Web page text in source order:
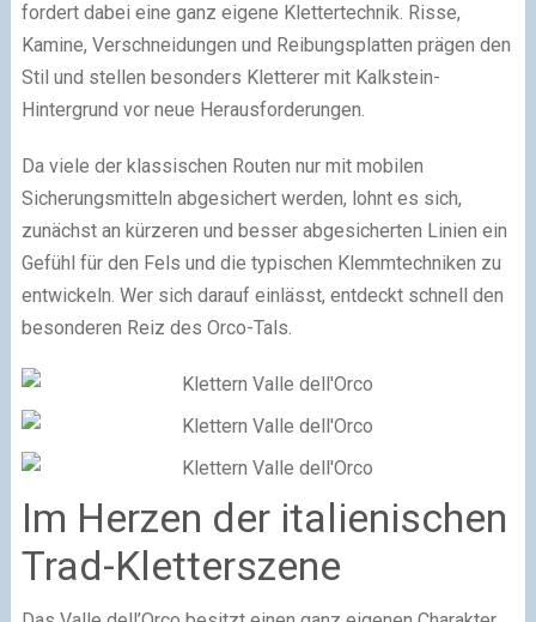
fordert dabei eine ganz eigene Klettertechnik. Risse,
Kamine, Verschneidungen und Reibungsplatten prägen den
Stil und stellen besonders Kletterer mit Kalkstein-
Hintergrund vor neue Herausforderungen.
Da viele der klassischen Routen nur mit mobilen
Sicherungsmitteln abgesichert werden, lohnt es sich,
zunächst an kürzeren und besser abgesicherten Linien ein
Gefühl für den Fels und die typischen Klemmtechniken zu
entwickeln. Wer sich darauf einlässt, entdeckt schnell den
besonderen Reiz des Orco-Tals.
Im Herzen der italienischen
Trad-Kletterszene